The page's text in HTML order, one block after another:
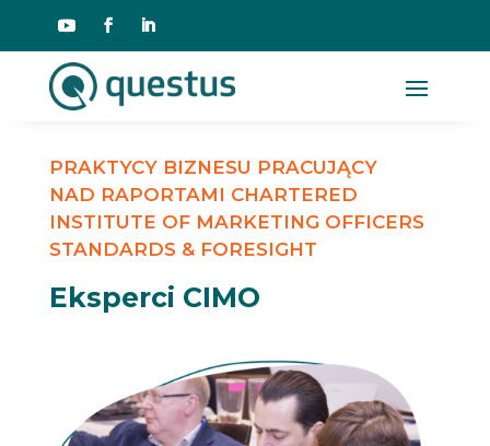
PRAKTYCY BIZNESU PRACUJĄCY
NAD RAPORTAMI CHARTERED
INSTITUTE OF MARKETING OFFICERS
STANDARDS & FORESIGHT
Eksperci CIMO